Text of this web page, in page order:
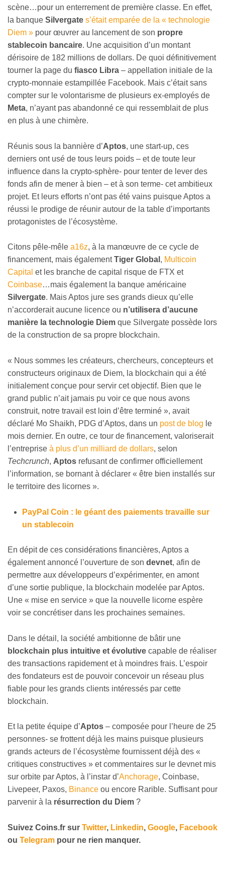
scène…pour un enterrement de première classe. En effet,
la banque Silvergate s’était emparée de la « technologie
Diem » pour œuvrer au lancement de son propre
stablecoin bancaire. Une acquisition d’un montant
dérisoire de 182 millions de dollars. De quoi définitivement
tourner la page du fiasco Libra – appellation initiale de la
crypto-monnaie estampillée Facebook. Mais c’était sans
compter sur le volontarisme de plusieurs ex-employés de
Meta, n’ayant pas abandonné ce qui ressemblait de plus
en plus à une chimère.
Réunis sous la bannière d’Aptos, une start-up, ces
derniers ont usé de tous leurs poids – et de toute leur
influence dans la crypto-sphère- pour tenter de lever des
fonds afin de mener à bien – et à son terme- cet ambitieux
projet. Et leurs efforts n’ont pas été vains puisque Aptos a
réussi le prodige de réunir autour de la table d’importants
protagonistes de l’écosystème.
Citons pêle-mêle a16z, à la manœuvre de ce cycle de
financement, mais égalementTiger Global , Multicoin
Capital et les branche de capital risque de FTX et
Coinbase…mais également la banque américaine
Silvergate. Mais Aptos jure ses grands dieux qu’elle
n’accorderait aucune licence ou n’utilisera d’aucune
manière la technologie Diem que Silvergate possède lors
de la construction de sa propre blockchain.
« Nous sommes les créateurs, chercheurs, concepteurs et
constructeurs originaux de Diem, la blockchain qui a été
initialement conçue pour servir cet objectif. Bien que le
grand public n’ait jamais pu voir ce que nous avons
construit, notre travail est loin d’être terminé », avait
déclaré Mo Shaikh, PDG d’Aptos, dans un post de blog le
mois dernier. En outre, ce tour de financement, valoriserait
l’entreprise à plus d’un milliard de dollars, selon
Techcrunch, Aptos refusant de confirmer officiellement
l’information, se bornant à déclarer « être bien installés sur
le territoire des licornes ».
PayPal Coin : le géant des paiements travaille sur
un stablecoin
En dépit de ces considérations financières, Aptos a
également annoncé l’ouverture de son devnet, afin de
permettre aux développeurs d’expérimenter, en amont
d’une sortie publique, la blockchain modelée par Aptos.
Une « mise en service » que la nouvelle licorne espère
voir se concrétiser dans les prochaines semaines.
Dans le détail, la société ambitionne de bâtir une
blockchain plus intuitive et évolutive capable de réaliser
des transactions rapidement et à moindres frais. L’espoir
des fondateurs est de pouvoir concevoir un réseau plus
fiable pour les grands clients intéressés par cette
blockchain.
Et la petite équipe d’Aptos – composée pour l’heure de 25
personnes- se frottent déjà les mains puisque plusieurs
grands acteurs de l’écosystème fournissent déjà des «
critiques constructives » et commentaires sur le devnet mis
sur orbite par Aptos, à l’instar d’Anchorage, Coinbase,
Livepeer, Paxos, Binance ou encore Rarible. Suffisant pour
parvenir à la résurrection du Diem ?
Suivez Coins.fr sur Twitter, Linkedin, Google, Facebook
ou Telegram pour ne rien manquer.